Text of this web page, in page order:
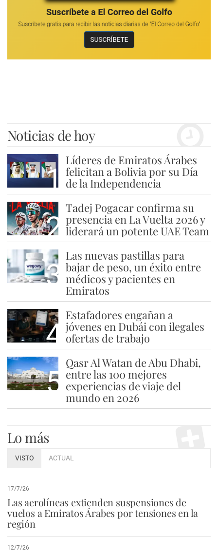
Noticias de hoy
1
Líderes de Emiratos Árabes
felicitan a Bolivia por su Día
de la Independencia
2
Tadej Pogacar confirma su
presencia en La Vuelta 2026 y
liderará un potente UAE Team
3
Las nuevas pastillas para
bajar de peso, un éxito entre
médicos y pacientes en
Emiratos
4
Estafadores engañan a
jóvenes en Dubái con ilegales
ofertas de trabajo
5
Qasr Al Watan de Abu Dhabi,
entre las 100 mejores
experiencias de viaje del
mundo en 2026
Lo más
VISTO ACTUAL
17/7/26
Las aerolíneas extienden suspensiones de
vuelos a Emiratos Árabes por tensiones en la
región
12/7/26